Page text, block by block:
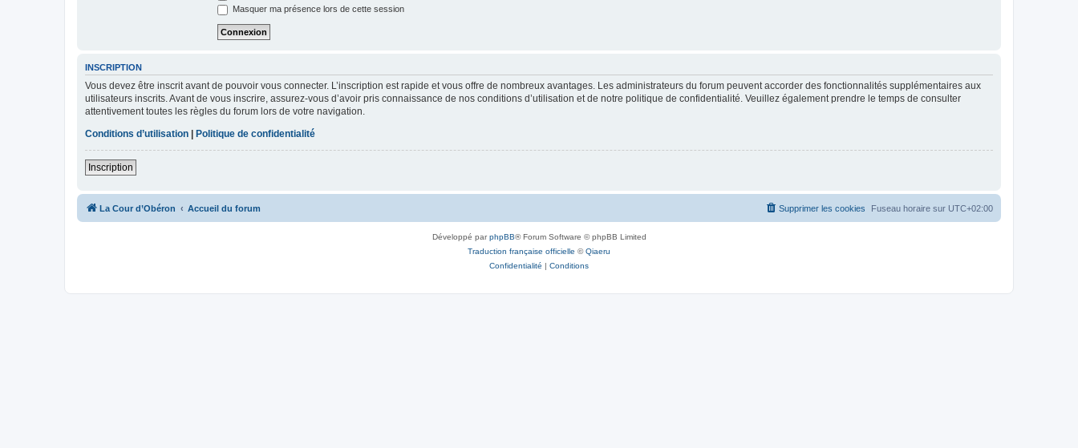
Masquer ma présence lors de cette session
INSCRIPTION
Vous devez être inscrit avant de pouvoir vous connecter. L’inscription est rapide et vous offre de nombreux avantages. Les administrateurs du forum peuvent accorder des fonctionnalités supplémentaires aux
utilisateurs inscrits. Avant de vous inscrire, assurez-vous d’avoir pris connaissance de nos conditions d’utilisation et de notre politique de confidentialité. Veuillez également prendre le temps de consulter
attentivement toutes les règles du forum lors de votre navigation.
Conditions d’utilisation
Politique de confidentialité
Inscription
La Cour d’Obéron Accueil du forum Fuseau horaire sur UTC+02:00
Supprimer les cookies
Développé parphpBB® Forum Software © phpBB Limited
Traduction française officielle ©Qiaeru
Confidentialité | Conditions